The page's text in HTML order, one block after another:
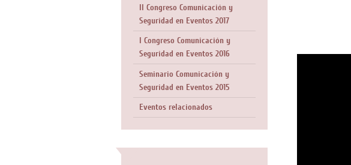
II Congreso Comunicación y
Seguridad en Eventos 2017
I Congreso Comunicación y
Seguridad en Eventos 2016
Seminario Comunicación y
Seguridad en Eventos 2015
Eventos relacionados